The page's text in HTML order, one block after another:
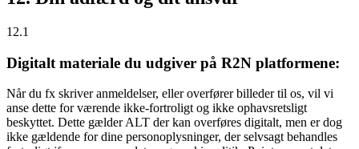
12.1
Digitalt materiale du udgiver på R2N platformene:
Når du fx skriver anmeldelser, eller overfører billeder til os, vil vi
anse dette for værende ikke-fortroligt og ikke ophavsretsligt
beskyttet. Dette gælder ALT der kan overføres digitalt, men er dog
ikke gældende for dine personoplysninger, der selvsagt behandles